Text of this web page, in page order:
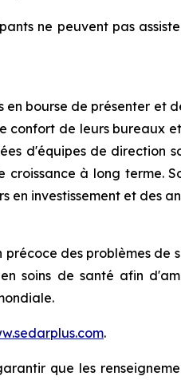
ne peuvent pas
bourse de présenter et
confort de leurs bureaux
d'équipes de direction
à long terme.
en investissement et des
des problèmes
soins de santé afin
.
que les